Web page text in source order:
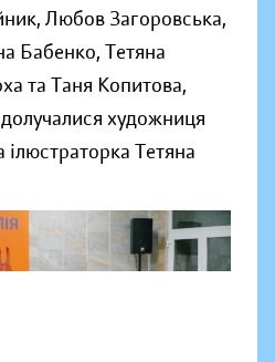
Любов Загоровська,
Бабенко, Тетяна
та Таня Копитова,
художниця
Тетяна